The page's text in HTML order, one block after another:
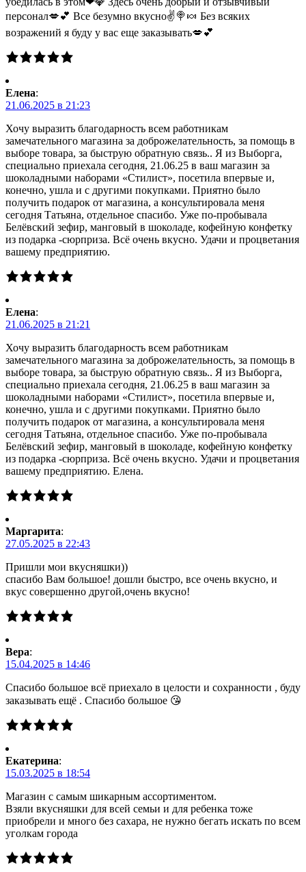
персонал💋💕 Все безумно вкусно✌🍭🍬 Без всяких
возражений я буду у вас еще заказывать💋💕
Елена:
21.06.2025 в 21:23
Хочу выразить благодарность всем работникам
замечательного магазина за доброжелательность, за помощь в
выборе товара, за быструю обратную связь.. Я из Выборга,
специально приехала сегодня, 21.06.25 в ваш магазин за
шоколадными наборами «Стилист», посетила впервые и,
конечно, ушла и с другими покупками. Приятно было
получить подарок от магазина, а консультировала меня
сегодня Татьяна, отдельное спасибо. Уже по-пробывала
Белёвский зефир, манговый в шоколаде, кофейную конфетку
из подарка -сюрприза. Всё очень вкусно. Удачи и процветания
вашему предприятию.
Елена:
21.06.2025 в 21:21
Хочу выразить благодарность всем работникам
замечательного магазина за доброжелательность, за помощь в
выборе товара, за быструю обратную связь.. Я из Выборга,
специально приехала сегодня, 21.06.25 в ваш магазин за
шоколадными наборами «Стилист», посетила впервые и,
конечно, ушла и с другими покупками. Приятно было
получить подарок от магазина, а консультировала меня
сегодня Татьяна, отдельное спасибо. Уже по-пробывала
Белёвский зефир, манговый в шоколаде, кофейную конфетку
из подарка -сюрприза. Всё очень вкусно. Удачи и процветания
вашему предприятию. Елена.
Маргарита:
27.05.2025 в 22:43
Пришли мои вкусняшки))
спасибо Вам большое! дошли быстро, все очень вкусно, и
вкус совершенно другой,очень вкусно!
Вера:
15.04.2025 в 14:46
Спасибо большое всё приехало в целости и сохранности , буду
заказывать ещё . Спасибо большое 😘
Екатерина:
15.03.2025 в 18:54
Магазин с самым шикарным ассортиментом.
Взяли вкусняшки для всей семьи и для ребенка тоже
приобрели и много без сахара, не нужно бегать искать по всем
уголкам города